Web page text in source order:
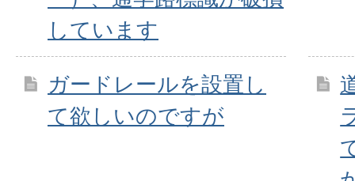
しています
ガードレールを設置し
て欲しいのですが